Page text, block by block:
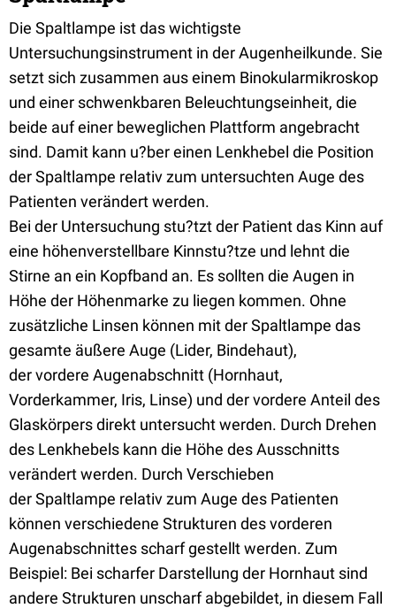
Die Spaltlampe ist das wichtigste
Untersuchungsinstrument in der Augenheilkunde. Sie
setzt sich zusammen aus einem Binokularmikroskop
und einer schwenkbaren Beleuchtungseinheit, die
beide auf einer beweglichen Plattform angebracht
sind. Damit kann u?ber einen Lenkhebel die Position
der Spaltlampe relativ zum untersuchten Auge des
Patienten verändert werden.
Bei der Untersuchung stu?tzt der Patient das Kinn auf
eine höhenverstellbare Kinnstu?tze und lehnt die
Stirne an ein Kopfband an. Es sollten die Augen in
Höhe der Höhenmarke zu liegen kommen. Ohne
zusätzliche Linsen können mit der Spaltlampe das
gesamte äußere Auge (Lider, Bindehaut),
der vordere Augenabschnitt (Hornhaut,
Vorderkammer, Iris, Linse) und der vordere Anteil des
Glaskörpers direkt untersucht werden. Durch Drehen
des Lenkhebels kann die Höhe des Ausschnitts
verändert werden. Durch Verschieben
der Spaltlampe relativ zum Auge des Patienten
können verschiedene Strukturen des vorderen
Augenabschnittes scharf gestellt werden. Zum
Beispiel: Bei scharfer Darstellung der Hornhaut sind
andere Strukturen unscharf abgebildet, in diesem Fall